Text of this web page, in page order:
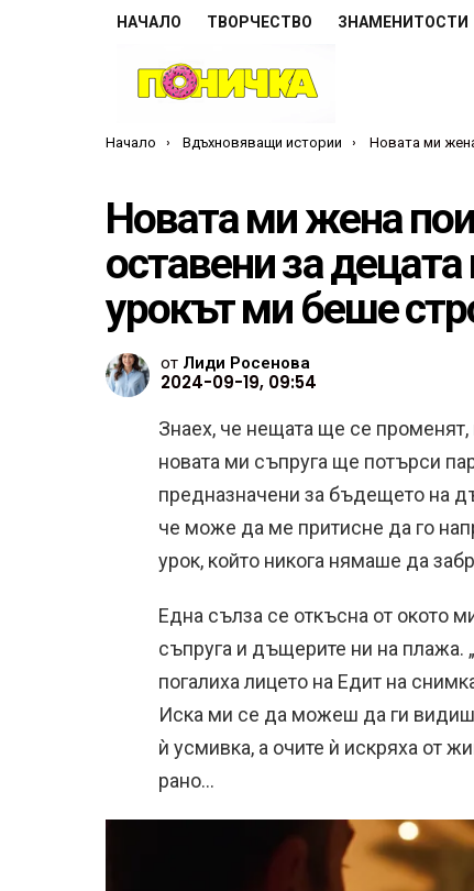
НАЧАЛО ТВОРЧЕСТВО ЗНАМЕНИТОСТИ
Ти си тук:
Начало Вдъхновяващи истории Новата ми жена поиска да използвам
Новата ми жена
оставени за
урокът ми беше
от Лиди Росенова
2024-09-19, 09:54
Знаех, че нещата ще се променят,
новата ми съпруга ще потърси
предназначени за бъдещето на
че може да ме притисне да го
урок, който никога нямаше да
Една сълза се откъсна от окото
съпруга и дъщерите ни на плажа.
погалиха лицето на Едит на
Иска ми се да можеш да ги видиш
ѝ усмивка, а очите ѝ искряха от
рано…